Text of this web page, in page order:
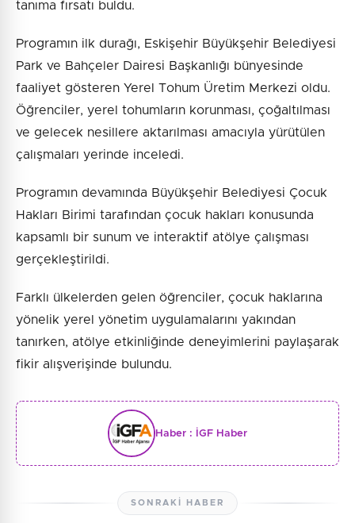
tanıma fırsatı buldu.
Programın ilk durağı, Eskişehir Büyükşehir Belediyesi
Park ve Bahçeler Dairesi Başkanlığı bünyesinde
faaliyet gösteren Yerel Tohum Üretim Merkezi oldu.
Öğrenciler, yerel tohumların korunması, çoğaltılması
ve gelecek nesillere aktarılması amacıyla yürütülen
çalışmaları yerinde inceledi.
Programın devamında Büyükşehir Belediyesi Çocuk
Hakları Birimi tarafından çocuk hakları konusunda
kapsamlı bir sunum ve interaktif atölye çalışması
gerçekleştirildi.
Farklı ülkelerden gelen öğrenciler, çocuk haklarına
yönelik yerel yönetim uygulamalarını yakından
tanırken, atölye etkinliğinde deneyimlerini paylaşarak
fikir alışverişinde bulundu.
Haber : İGF Haber
SONRAKI HABER